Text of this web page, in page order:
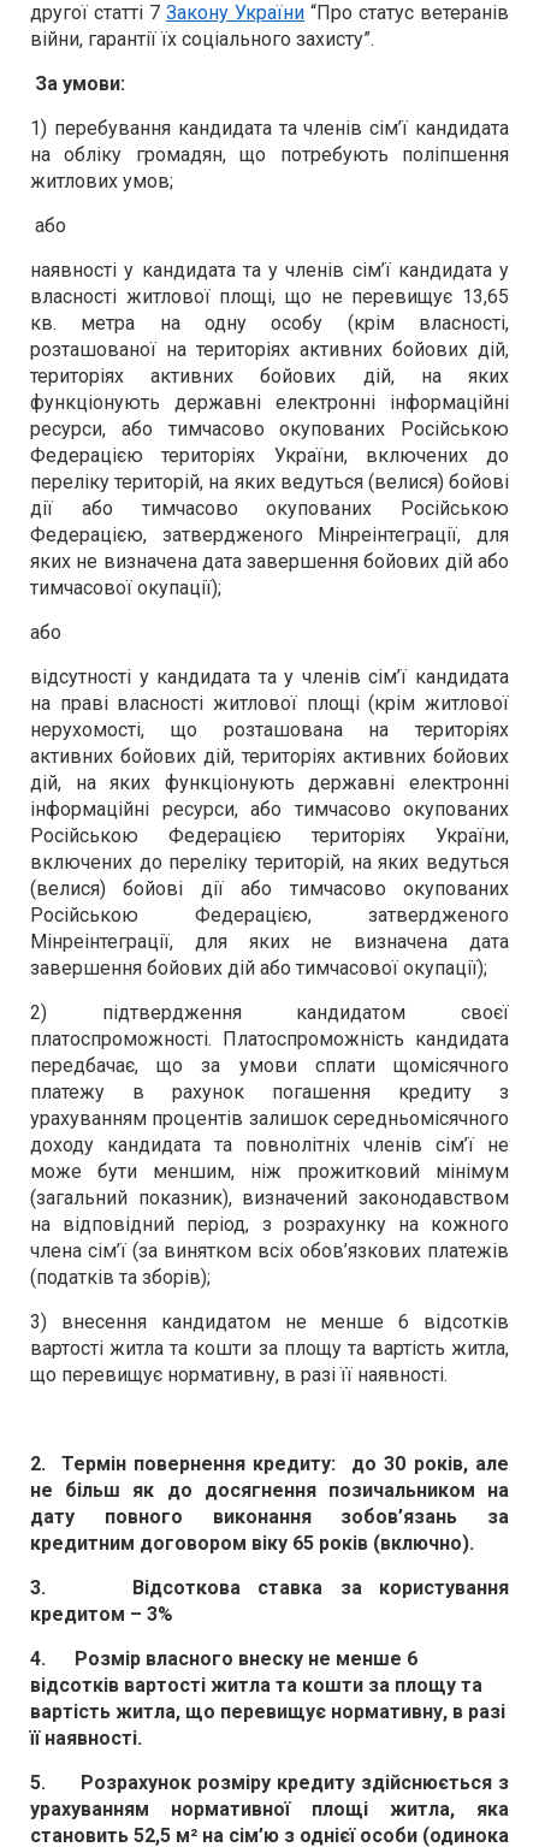
другої статті 7 Закону України “Про статус ветеранів
війни, гарантії їх соціального захисту”.
За умови:
1) перебування кандидата та членів сім’ї кандидата
на обліку громадян, що потребують поліпшення
житлових умов;
або
наявності у кандидата та у членів сім’ї кандидата у
власності житлової площі, що не перевищує 13,65
кв. метра на одну особу (крім власності,
розташованої на територіях активних бойових дій,
територіях активних бойових дій, на яких
функціонують державні електронні інформаційні
ресурси, або тимчасово окупованих Російською
Федерацією територіях України, включених до
переліку територій, на яких ведуться (велися) бойові
дії або тимчасово окупованих Російською
Федерацією, затвердженого Мінреінтеграції, для
яких не визначена дата завершення бойових дій або
тимчасової окупації);
або
відсутності у кандидата та у членів сім’ї кандидата
на праві власності житлової площі (крім житлової
нерухомості, що розташована на територіях
активних бойових дій, територіях активних бойових
дій, на яких функціонують державні електронні
інформаційні ресурси, або тимчасово окупованих
Російською Федерацією територіях України,
включених до переліку територій, на яких ведуться
(велися) бойові дії або тимчасово окупованих
Російською Федерацією, затвердженого
Мінреінтеграції, для яких не визначена дата
завершення бойових дій або тимчасової окупації);
2) підтвердження кандидатом своєї
платоспроможності. Платоспроможність кандидата
передбачає, що за умови сплати щомісячного
платежу в рахунок погашення кредиту з
урахуванням процентів залишок середньомісячного
доходу кандидата та повнолітніх членів сім’ї не
може бути меншим, ніж прожитковий мінімум
(загальний показник), визначений законодавством
на відповідний період, з розрахунку на кожного
члена сім’ї (за винятком всіх обов’язкових платежів
(податків та зборів);
3) внесення кандидатом не менше 6 відсотків
вартості житла та кошти за площу та вартість житла,
що перевищує нормативну, в разі її наявності.
2. Термін повернення кредиту: до 30 років, але
не більш як до досягнення позичальником на
дату повного виконання зобов’язань за
кредитним договором віку 65 років (включно).
3. Відсоткова ставка за користування
кредитом – 3%
4. Розмір власного внеску не менше 6
відсотків вартості житла та кошти за площу та
вартість житла, що перевищує нормативну, в разі
її наявності.
5.
Розрахунок розміру кредиту здійснюється з
урахуванням нормативної площі житла, яка
становить 52,5 м² на сім’ю з однієї особи (одинока